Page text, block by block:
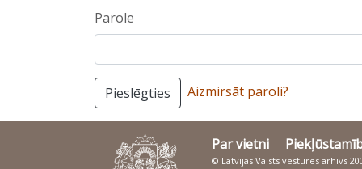
Parole
Pieslēgties Aizmirsāt paroli?
Par vietni
© Latvijas Valsts vēstures arhīvs